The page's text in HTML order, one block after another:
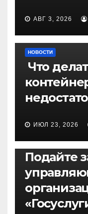
АВГ 3, 2026
НОВОСТИ
Что
ИЮЛ 23, 2026
НОВОСТИ
Подайте